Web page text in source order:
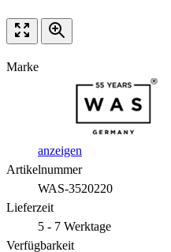
Marke
anzeigen
Artikelnummer
WAS-3520220
Lieferzeit
5 - 7 Werktage
Verfügbarkeit